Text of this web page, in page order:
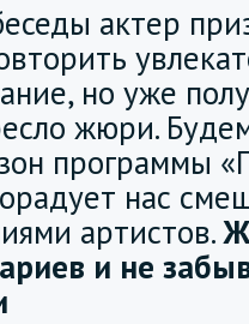
актер
но уже
жюри.
программы
нас
артистов.
и не